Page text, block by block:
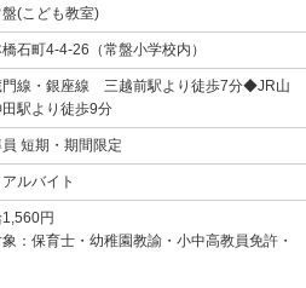
(こども教室)
石町4-4-26（常盤小学校内）
線・銀座線 三越前駅より徒歩7分◆JR山
駅より徒歩9分
短期・期間限定
ルバイト
円
：保育士・幼稚園教諭・小中高教員免許・